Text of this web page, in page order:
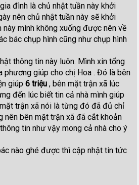
đình là chủ nhật tuần này khởi
nên chủ nhật tuần này sẽ khởi
này mình không xuống được nên về
bác chụp hình cũng như chụp hình
thông tin này luôn. Mình xin tổng
phương giúp cho chị Hoa . Đó là bên
giúp6 triệu , bên mặt trận xã lúc
đến lúc biết tin cả nhà mình giúp
trận xã nói là từng đó đã đủ chỉ
nên bên mặt trận xã đã cắt khoản
tin như vậy mong cả nhà cho ý
nào ghé được thì cập nhật tin tức